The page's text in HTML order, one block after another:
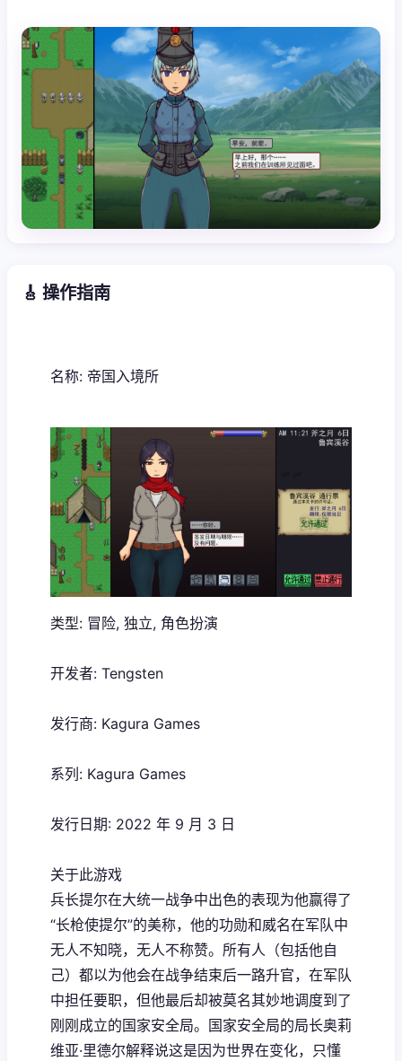
🎸 操作指南
名称: 帝国入境所
类型: 冒险, 独立, 角色扮演
开发者: Tengsten
发行商: Kagura Games
系列: Kagura Games
发行日期: 2022 年 9 月 3 日
关于此游戏
兵长提尔在大统一战争中出色的表现为他赢得了
“长枪使提尔”的美称，他的功勋和威名在军队中
无人不知晓，无人不称赞。所有人（包括他自
己）都以为他会在战争结束后一路升官，在军队
中担任要职，但他最后却被莫名其妙地调度到了
刚刚成立的国家安全局。国家安全局的局长奥莉
维亚·里德尔解释说这是因为世界在变化，只懂